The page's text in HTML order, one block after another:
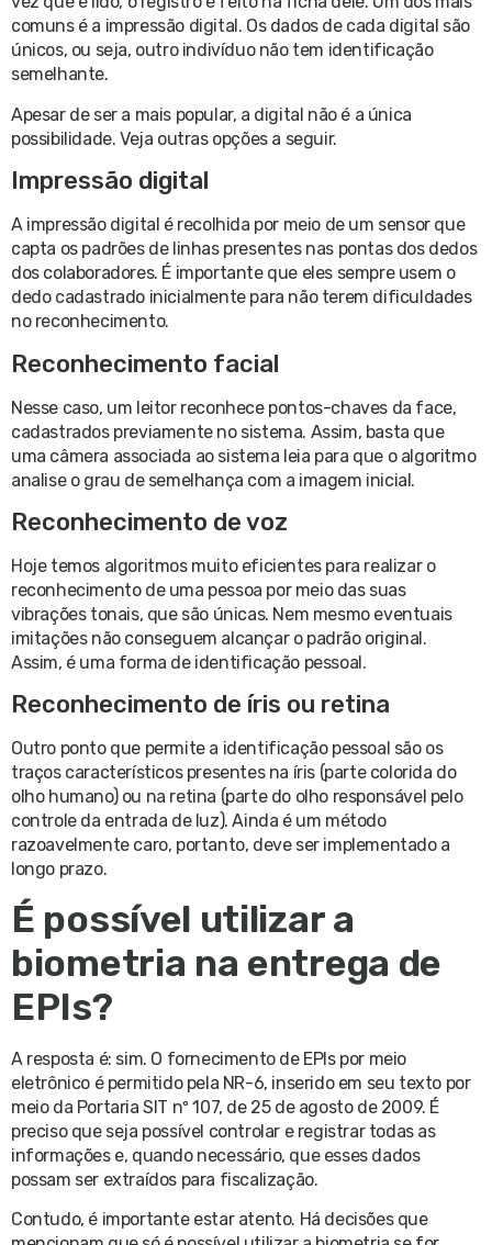
comuns é a impressão digital. Os dados de cada digital são
únicos, ou seja, outro indivíduo não tem identificação
semelhante.
Apesar de ser a mais popular, a digital não é a única
possibilidade. Veja outras opções a seguir.
Impressão digital
A impressão digital é recolhida por meio de um sensor que
capta os padrões de linhas presentes nas pontas dos dedos
dos colaboradores. É importante que eles sempre usem o
dedo cadastrado inicialmente para não terem dificuldades
no reconhecimento.
Reconhecimento facial
Nesse caso, um leitor reconhece pontos-chaves da face,
cadastrados previamente no sistema. Assim, basta que
uma câmera associada ao sistema leia para que o algoritmo
analise o grau de semelhança com a imagem inicial.
Reconhecimento de voz
Hoje temos algoritmos muito eficientes para realizar o
reconhecimento de uma pessoa por meio das suas
vibrações tonais, que são únicas. Nem mesmo eventuais
imitações não conseguem alcançar o padrão original.
Assim, é uma forma de identificação pessoal.
Reconhecimento de íris ou retina
Outro ponto que permite a identificação pessoal são os
traços característicos presentes na íris (parte colorida do
olho humano) ou na retina (parte do olho responsável pelo
controle da entrada de luz). Ainda é um método
razoavelmente caro, portanto, deve ser implementado a
longo prazo.
É possível utilizar a
biometria na entrega de
EPIs?
A resposta é: sim. O fornecimento de EPIs por meio
eletrônico é permitido pela NR-6, inserido em seu texto por
meio da Portaria SIT nº 107, de 25 de agosto de 2009. É
preciso que seja possível controlar e registrar todas as
informações e, quando necessário, que esses dados
possam ser extraídos para fiscalização.
Contudo, é importante estar atento. Há decisões que